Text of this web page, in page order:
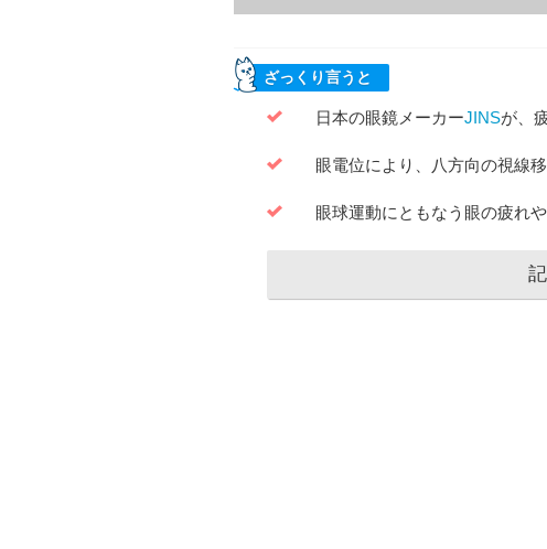
ざっくり言うと
日本の眼鏡メーカーJINSが、
眼電位により、八方向の視線
眼球運動にともなう眼の疲れ